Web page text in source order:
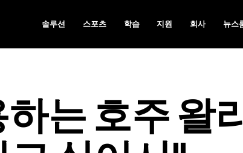
솔루션 스포츠 학습 지원 회사 뉴스
는 호주 왈